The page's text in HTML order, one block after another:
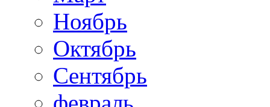
Ноябрь
Октябрь
Сентябрь